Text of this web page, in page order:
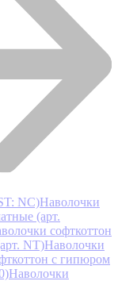
NC)Наволочки
(арт.
софткоттон
NT)Наволочки
с гипюром
Наволочки